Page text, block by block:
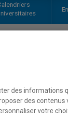
Atelier
des informations
des contenus
votre